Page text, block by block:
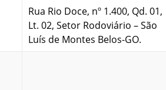
Rua Rio Doce, nº 1.400, Qd. 01,
Lt. 02, Setor Rodoviário – São
Luís de Montes Belos-GO.